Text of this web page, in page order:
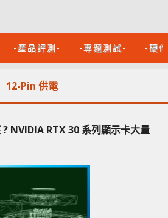
-產品評測- -專題測試- -硬
12-Pin 供電
NVIDIA RTX 30 系列顯示卡大量